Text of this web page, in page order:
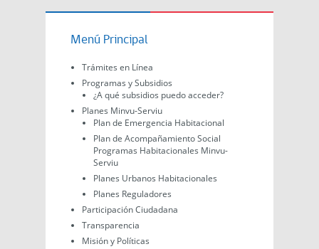
Menú Principal
Trámites en Línea
Programas y Subsidios
¿A qué subsidios puedo acceder?
Planes Minvu-Serviu
Plan de Emergencia Habitacional
Plan de Acompañamiento Social
Programas Habitacionales Minvu-
Serviu
Planes Urbanos Habitacionales
Planes Reguladores
Participación Ciudadana
Transparencia
Misión y Políticas